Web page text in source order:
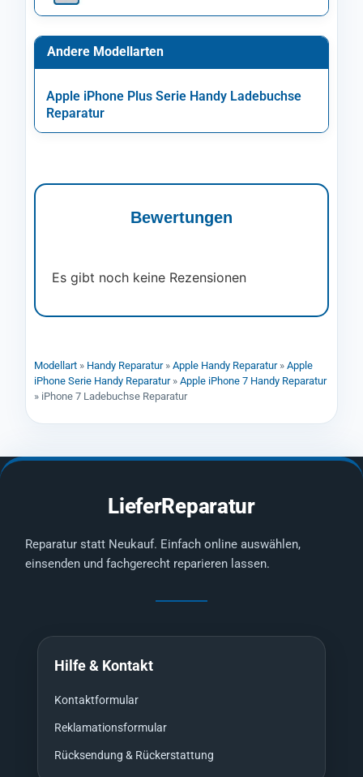
Andere Modellarten
Apple iPhone Plus Serie Handy Ladebuchse
Reparatur
Bewertungen
Es gibt noch keine Rezensionen
Modellart » Handy Reparatur» Apple Handy Reparatur» Apple
iPhone Serie Handy Reparatur» Apple iPhone 7 Handy Reparatur
» iPhone 7 Ladebuchse Reparatur
LieferReparatur
Reparatur statt Neukauf. Einfach online auswählen,
einsenden und fachgerecht reparieren lassen.
Hilfe & Kontakt
Kontaktformular
Reklamationsformular
Rücksendung & Rückerstattung